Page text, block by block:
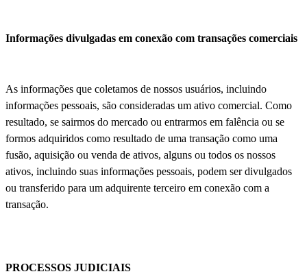
Informações divulgadas em conexão com transações comerciais
As informações que coletamos de nossos usuários, incluindo
informações pessoais, são consideradas um ativo comercial. Como
resultado, se sairmos do mercado ou entrarmos em falência ou se
formos adquiridos como resultado de uma transação como uma
fusão, aquisição ou venda de ativos, alguns ou todos os nossos
ativos, incluindo suas informações pessoais, podem ser divulgados
ou transferido para um adquirente terceiro em conexão com a
transação.
PROCESSOS JUDICIAIS